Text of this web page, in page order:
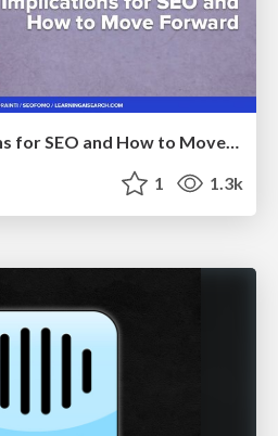
AI Search: Implications for SEO and How to Move Forward - #ShenzhenSEOConference
1 1.3k